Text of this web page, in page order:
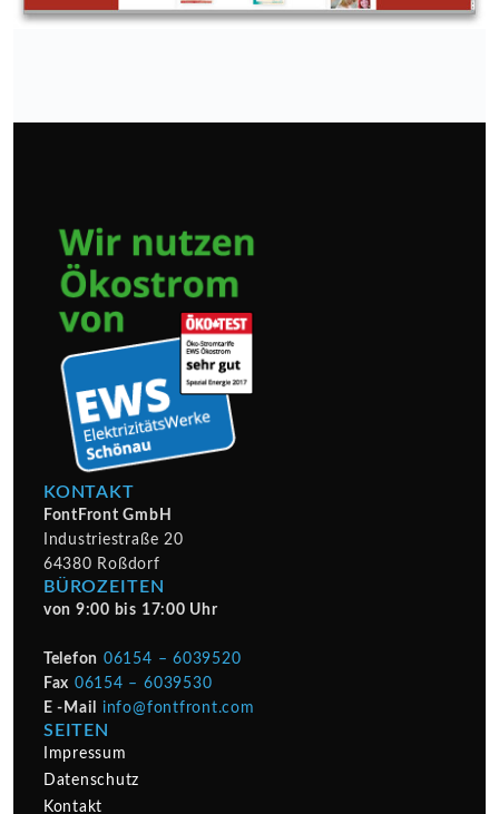
KONTAKT
FontFront GmbH
Industriestraße 20
64380 Roßdorf
BÜROZEITEN
von 9:00 bis 17:00 Uhr
Telefon 06154 – 6039520
Fax 06154 – 6039530
E -Mail
info@fontfront.com
SEITEN
Impressum
Datenschutz
Kontakt